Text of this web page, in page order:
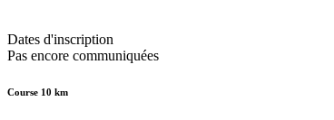
Dates d'inscription
Pas encore communiquées
Course 10 km